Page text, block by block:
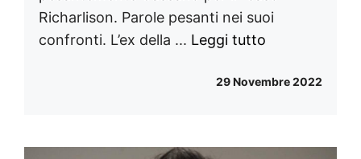
Richarlison. Parole pesanti nei suoi
confronti. L’ex della ... Leggi tutto
29 Novembre 2022